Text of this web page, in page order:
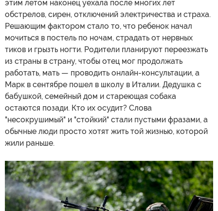
этим летом наконец уехала после многих лет
обстрелов, сирен, отключений электричества и страха.
Решающим фактором стало то, что ребенок начал
мочиться в постель по ночам, страдать от нервных
тиков и грызть ногти. Родители планируют переезжать
из страны в страну, чтобы отец мог продолжать
работать, мать — проводить онлайн-консультации, а
Марк в сентябре пошел в школу в Италии. Дедушка с
бабушкой, семейный дом и стареющая собака
остаются позади. Кто их осудит? Слова
"несокрушимый" и "стойкий" стали пустыми фразами, а
обычные люди просто хотят жить той жизнью, которой
жили раньше.